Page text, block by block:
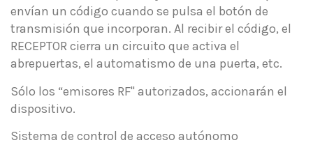
envían un código cuando se pulsa el botón de
transmisión que incorporan. Al recibir el código, el
RECEPTOR cierra un circuito que activa el
abrepuertas, el automatismo de una puerta, etc.
Sólo los “emisores RF" autorizados, accionarán el
dispositivo.
Sistema de control de acceso autónomo